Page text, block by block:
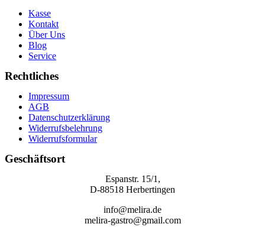
Kasse
Kontakt
Über Uns
Blog
Service
Rechtliches
Impressum
AGB
Datenschutzerklärung
Widerrufsbelehrung
Widerrufsformular
Geschäftsort
Espanstr. 15/1,
D-88518 Herbertingen
info@melira.de
melira-gastro@gmail.com